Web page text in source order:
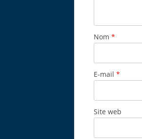
Nom *
E-mail *
Site web